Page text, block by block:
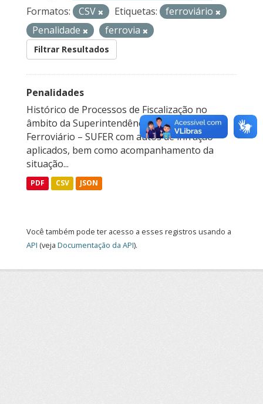
Formatos:
CSV Etiquetas:
ferroviário
Penalidade
ferrovia
Filtrar Resultados
Penalidades
Histórico de Processos de Fiscalização no
âmbito da Superintendência de Transporte
Ferroviário – SUFER com autos de infração
aplicados, bem como acompanhamento da
situação...
PDF CSV JSON
Você também pode ter acesso a esses registros usando a
API (veja Documentação da API).